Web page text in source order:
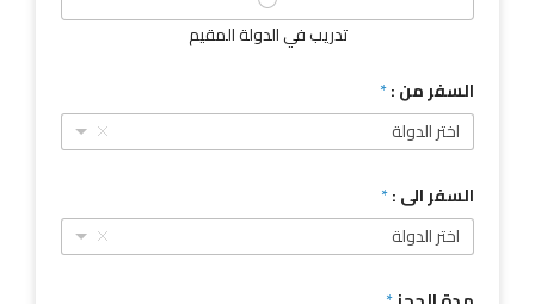
تدريب في الدولة المقيم
السفر من :*
اختر الدولة
السفر الى :*
اختر الدولة